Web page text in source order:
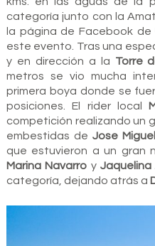
categoría junto con la
la página de Facebook
este evento. Tras una
y en dirección a la Torre
metros se vio mucha
primera boya donde se
posiciones. El rider local
competición realizando un
embestidas de Jose
que estuvieron a un gran
Marina Navarro y Jaquelina
categoría, dejando atrás a